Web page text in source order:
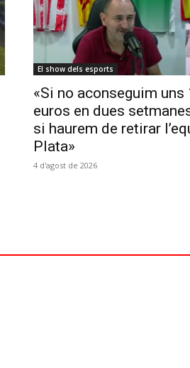
El show dels esports
«Si no aconseguim uns
euros en dues
si haurem de retirar
Plata»
4 d'agost de 2026